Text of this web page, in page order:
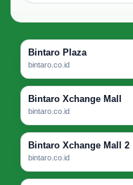
Bintaro Plaza
bintaro.co.id
Bintaro Xchange Mall
bintaro.co.id
Bintaro Xchange Mall 2
bintaro.co.id